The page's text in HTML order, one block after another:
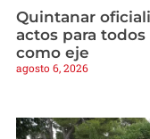
Quintanar
actos para
como eje
agosto 6, 2026